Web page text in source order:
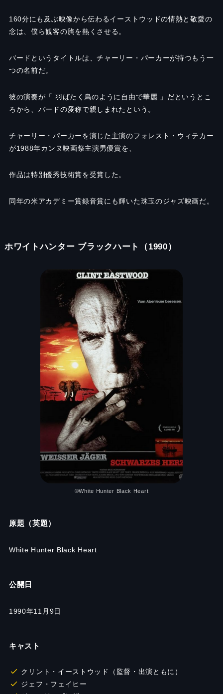
160分にも及ぶ映像から伝わるイーストウッドの情熱と敬愛の
念は、僕ら観客の胸を熱くさせる。
バードというタイトルは、チャーリー・パーカーが持つもう一
つの名前だ。
彼の演奏が「 羽ばたく鳥のように自由で華麗 」だというとこ
ろから、バードの愛称で親しまれたという。
チャーリー・パーカーを演じた主演のフォレスト・ウィテカー
が1988年カンヌ映画祭主演男優賞を、
作品は特別優秀技術賞を受賞した。
同年の米アカデミー賞録音賞にも輝いた珠玉のジャズ映画だ。
ホワイトハンター ブラックハート（1990）
©White Hunter Black Heart
原題（英題）
White Hunter Black Heart
公開日
1990年11月9日
キャスト
クリント・イーストウッド（監督・出演ともに）
ジェフ・フェイヒー